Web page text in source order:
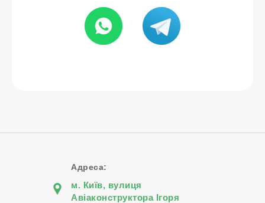
Адреса:
м. Київ, вулиця
Авіаконструктора Iгоря